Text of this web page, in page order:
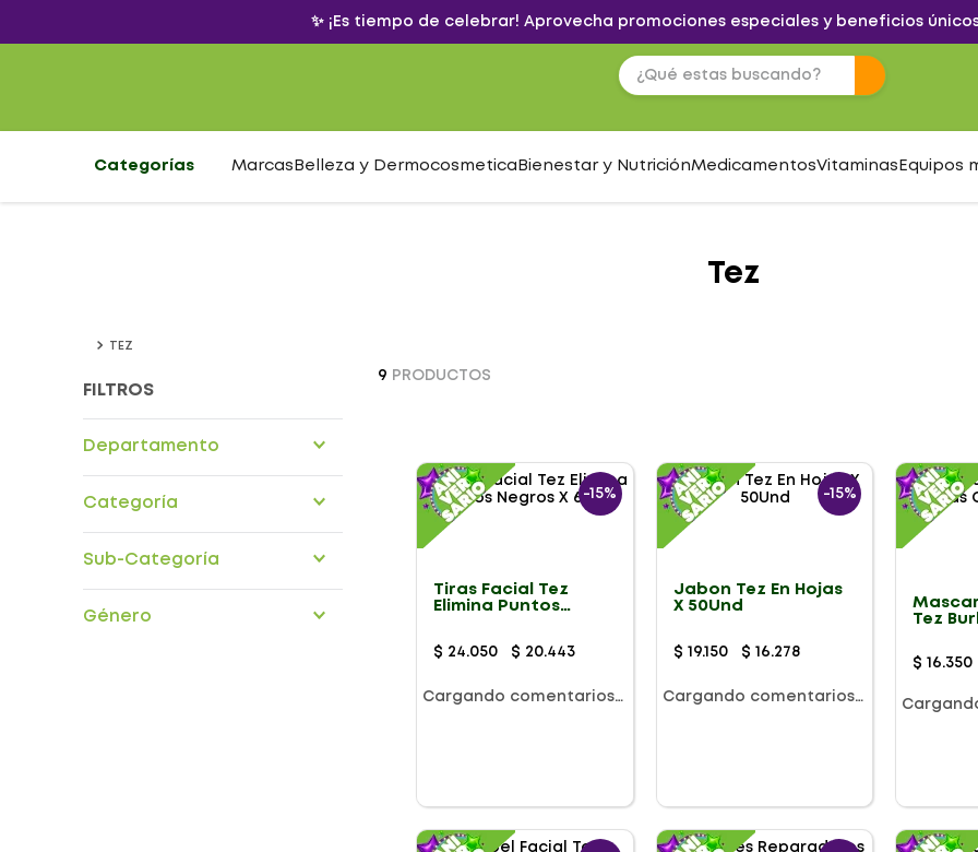
✨ ¡Es tiempo de celebrar! Aprovecha promociones especiales y beneficios
Categorías Marcas Belleza y Dermocosmetica Bienestar y NutriciónMedicamentosVitaminas Equipos
Tez
TEZ
FILTROS
Departamento
Categoría
Cuidado piel
Sub-Categoría
Jabones geles
Género
9 PRODUCTOS
-15%
Tiras Facial Tez
Elimina Puntos
$ 24.050 $ 20.443
Cargando comentarios…
-15%
Jabon Tez En Hojas
X 50Und
$ 19.150 $ 16.278
Cargando comentarios…
Tez
20G
$ 16.350